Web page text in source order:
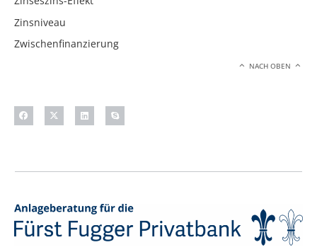
Zinsniveau
Zwischenfinanzierung
NACH OBEN